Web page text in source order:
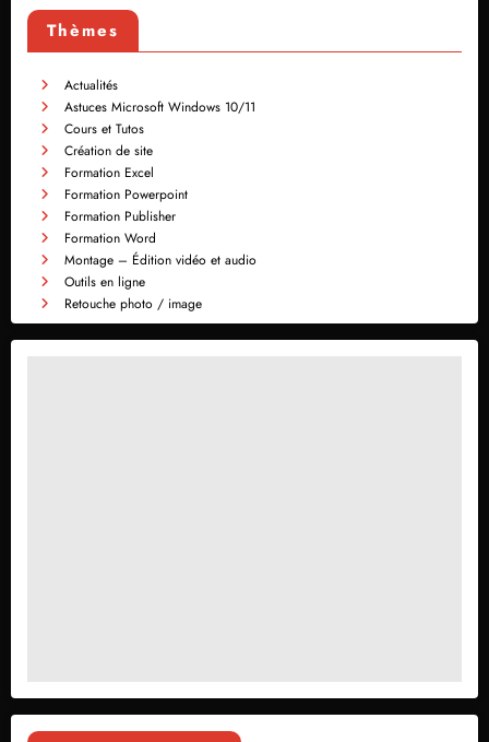
Thèmes
Actualités
Astuces Microsoft Windows 10/11
Cours et Tutos
Création de site
Formation Excel
Formation Powerpoint
Formation Publisher
Formation Word
Montage – Édition vidéo et audio
Outils en ligne
Retouche photo / image